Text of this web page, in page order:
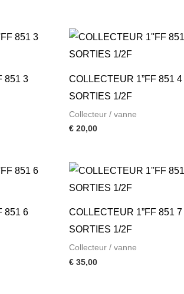
851 3
COLLECTEUR 1”FF 851 4
SORTIES 1/2F
Collecteur / vanne
€ 20,00
851 6
COLLECTEUR 1”FF 851 7
SORTIES 1/2F
Collecteur / vanne
€ 35,00